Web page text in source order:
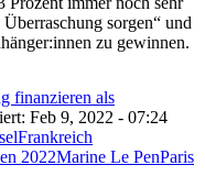
sorgen“ und
zu gewinnen.
finanzieren als
Feb 9, 2022 - 07:24
Frankreich
2022Marine Le PenParis